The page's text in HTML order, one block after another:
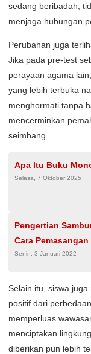
sedang beribadah,
menjaga hubungan
Perubahan juga
Jika pada pre-test
perayaan agama
yang lebih terbuka
menghormati tanpa
mencerminkan
seimbang.
Apa Itu Buku
Selasa, 7 Oktober 2025
Pengertian
Cara
Senin, 3 Januari 2022
Selain itu, siswa
positif dari
memperluas
menciptakan
diberikan pun lebih